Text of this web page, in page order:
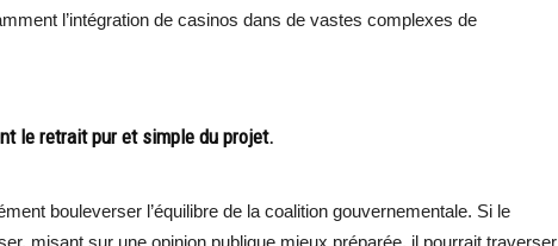
l’intégration de casinos dans de vastes complexes de
le retrait pur et simple du projet.
bouleverser l’équilibre de la coalition gouvernementale. Si le
misant sur une opinion publique mieux préparée, il pourrait traverser